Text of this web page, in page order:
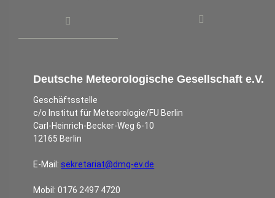
Deutsche Meteorologische Gesellschaft e.V.
Geschäftsstelle
c/o Institut für Meteorologie/FU Berlin
Carl-Heinrich-Becker-Weg 6-10
12165 Berlin
E-Mail: sekretariat@dmg-ev.de
Mobil: 0176 2497 4720